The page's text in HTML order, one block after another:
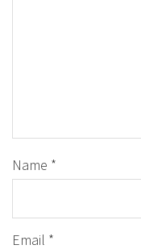
Name *
Email *